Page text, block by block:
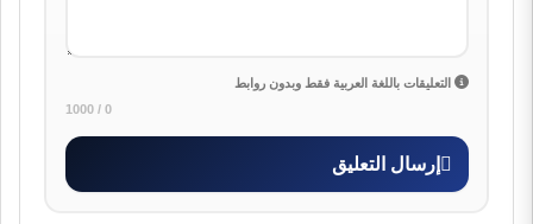
التعليقات باللغة العربية فقط وبدون روابط
0 / 1000
إرسال التعليق